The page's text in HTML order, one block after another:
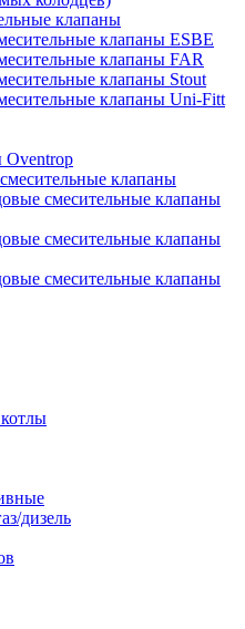
клапаны
клапаны ESBE
клапаны FAR
клапаны Stout
клапаны Uni-Fitt
клапаны
смесительные клапаны
смесительные клапаны
смесительные клапаны
дизель